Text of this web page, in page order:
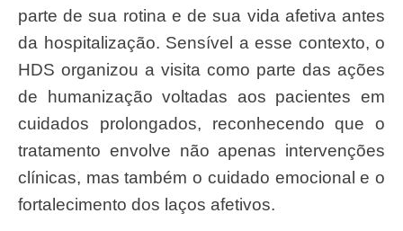
parte de sua rotina e de sua vida afetiva antes
da hospitalização. Sensível a esse contexto, o
HDS organizou a visita como parte das ações
de humanização voltadas aos pacientes em
cuidados prolongados, reconhecendo que o
tratamento envolve não apenas intervenções
clínicas, mas também o cuidado emocional e o
fortalecimento dos laços afetivos.